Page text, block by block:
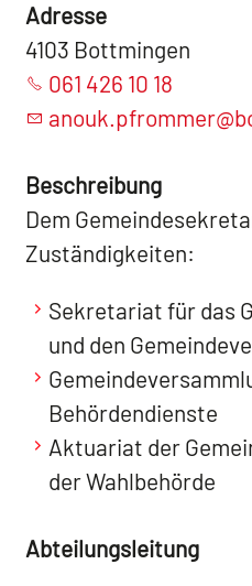
Adresse
4103 Bottmingen
061 426 10 18
Beschreibung
Dem
Zuständigkeiten:
Sekretariat für das
und den
Behördendienste
Aktuariat der
der Wahlbehörde
Abteilungsleitung